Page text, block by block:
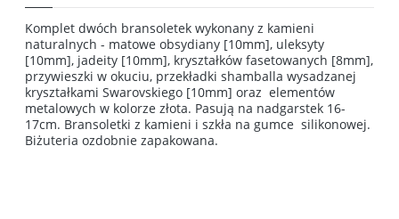
Komplet dwóch bransoletek wykonany z kamieni
naturalnych - matowe obsydiany [10mm], uleksyty
[10mm], jadeity [10mm], kryształków fasetowanych [8mm],
przywieszki w okuciu, przekładki shamballa wysadzanej
kryształkami Swarovskiego [10mm] oraz elementów
metalowych w kolorze złota. Pasują na nadgarstek 16-
17cm. Bransoletki z kamieni i szkła na gumce silikonowej.
Biżuteria ozdobnie zapakowana.